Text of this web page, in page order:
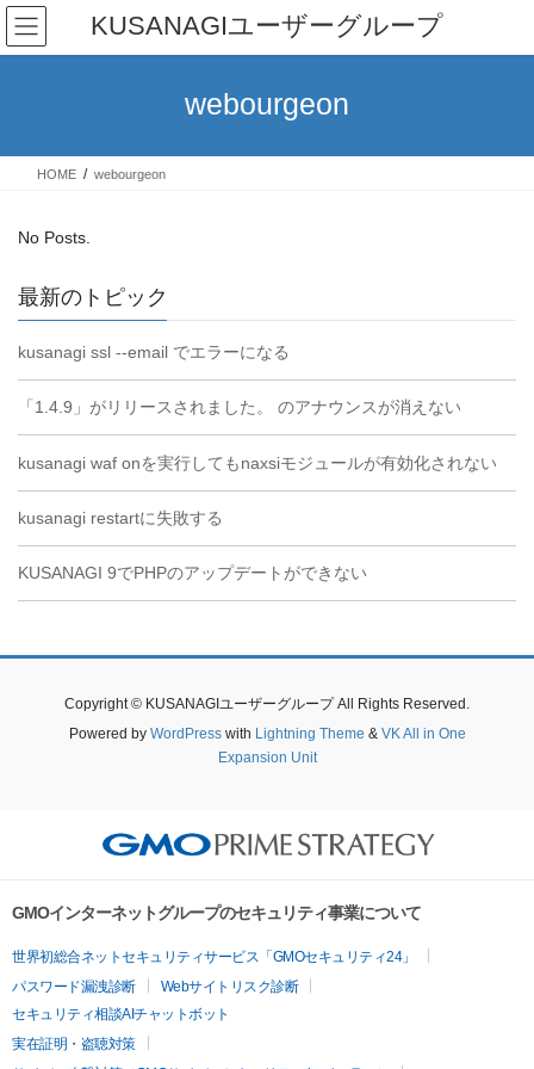
Skip
the
Skip
the
KUSANAGIユーザーグループ
webourgeon
HOME webourgeon
No Posts.
最新のトピック
kusanagi ssl --email でエラーになる
「1.4.9」がリリースされました。 のアナウンスが消えない
kusanagi waf onを実行してもnaxsiモジュールが有効化されない
kusanagi restartに失敗する
KUSANAGI 9でPHPのアップデートができない
Copyright © KUSANAGIユーザーグループ All Rights Reserved.
Powered by WordPresswith Lightning Theme & VK All in One
Expansion Unit
GMOインターネットグループのセキュリティ事業について
世界初総合ネットセキュリティサービス「GMOセキュリティ24」
パスワード漏洩診断
Webサイトリスク診断
セキュリティ相談AIチャットボット
実在証明・盗聴対策